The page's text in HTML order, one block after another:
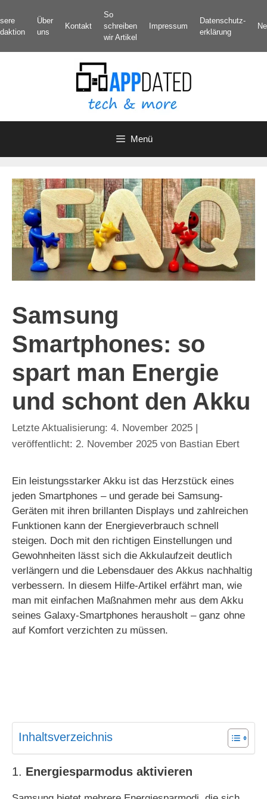
Inhalt
springen
Über
uns
Kontakt
So
schreiben
wir Artikel
Impressum
Datenschutz­
erklärung
Menü
Samsung
Smartphones: so
spart man Energie
und schont den Akku
4. November 2025
2. November 2025 von Bastian Ebert
Ein leistungsstarker Akku ist das Herzstück eines
jeden Smartphones – und gerade bei Samsung-
Geräten mit ihren brillanten Displays und zahlreichen
Funktionen kann der Energieverbrauch schnell
steigen. Doch mit den richtigen Einstellungen und
Gewohnheiten lässt sich die Akkulaufzeit deutlich
verlängern und die Lebensdauer des Akkus nachhaltig
verbessern. In diesem Hilfe-Artikel erfährt man, wie
man mit einfachen Maßnahmen mehr aus dem Akku
seines Galaxy-Smartphones herausholt – ganz ohne
auf Komfort verzichten zu müssen.
Inhaltsverzeichnis
1. Energiesparmodus aktivieren